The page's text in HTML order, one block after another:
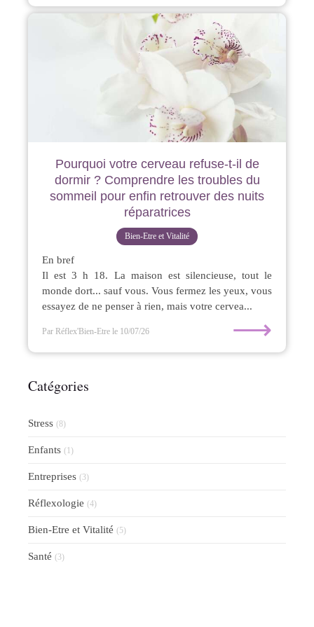
Pourquoi votre cerveau refuse-t-il de
dormir ? Comprendre les troubles du
sommeil pour enfin retrouver des nuits
réparatrices
Bien-Etre et Vitalité
En bref
Il est 3 h 18. La maison est silencieuse, tout le
monde dort... sauf vous. Vous fermez les yeux, vous
essayez de ne penser à rien, mais votre cervea...
Par Réflex'Bien-Etre le 10/07/26 ⟶
Catégories
Stress (8)
Enfants (1)
Entreprises (3)
Réflexologie (4)
Bien-Etre et Vitalité (5)
Santé (3)